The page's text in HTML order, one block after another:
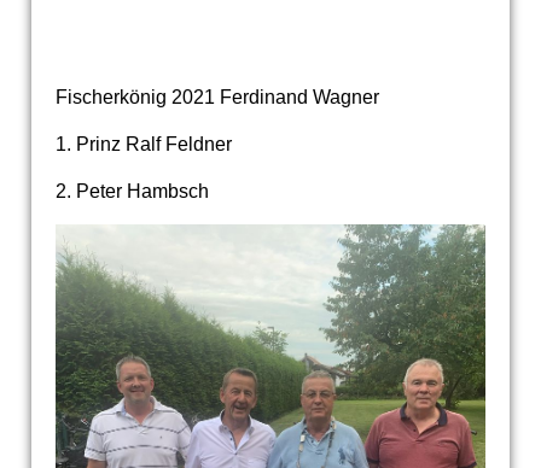
Fischerkönig 2021 Ferdinand Wagner
1. Prinz Ralf Feldner
2. Peter Hambsch